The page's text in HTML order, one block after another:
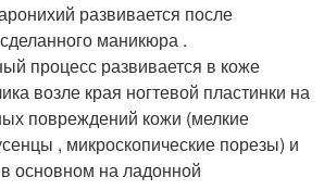
развивается после
маникюра .
процесс развивается в коже
возле края ногтевой пластинки на
повреждений кожи (мелкие
, микроскопические порезы) и
в основном на ладонной